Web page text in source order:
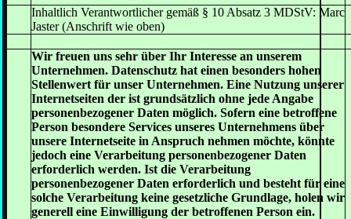
Inhaltlich Verantwortlicher gemäß § 10 Absatz 3 MDStV: Marc
Jaster (Anschrift wie oben)
Wir freuen uns sehr über Ihr Interesse an unserem
Unternehmen. Datenschutz hat einen besonders hohen
Stellenwert für unser Unternehmen. Eine Nutzung unserer
Internetseiten der ist grundsätzlich ohne jede Angabe
personenbezogener Daten möglich. Sofern eine betroffene
Person besondere Services unseres Unternehmens über
unsere Internetseite in Anspruch nehmen möchte, könnte
jedoch eine Verarbeitung personenbezogener Daten
erforderlich werden. Ist die Verarbeitung
personenbezogener Daten erforderlich und besteht für eine
solche Verarbeitung keine gesetzliche Grundlage, holen wir
generell eine Einwilligung der betroffenen Person ein.